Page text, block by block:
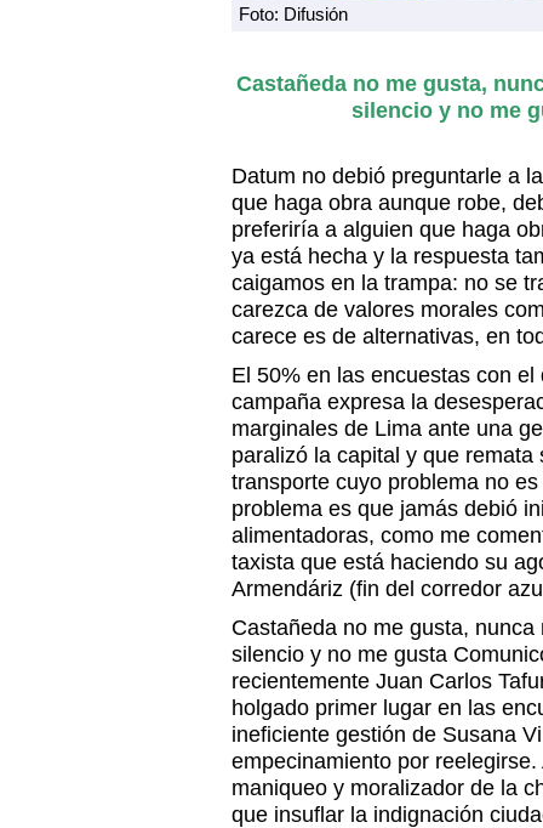
Foto: Difusión
Castañeda no me gusta,
silencio y no me
Datum no debió preguntarle a
que haga obra aunque robe,
preferiría a alguien que haga
ya está hecha y la respuesta
caigamos en la trampa: no se
carezca de valores morales
carece es de alternativas, en
El 50% en las encuestas con
campaña expresa la
marginales de Lima ante una
paralizó la capital y que
transporte cuyo problema no
problema es que jamás debió
alimentadoras, como me
taxista que está haciendo su
Armendáriz (fin del corredor
Castañeda no me gusta,
silencio y no me gusta
recientemente Juan Carlos
holgado primer lugar en las
ineficiente gestión de Susana
empecinamiento por
maniqueo y moralizador de la
que insuflar la indignación